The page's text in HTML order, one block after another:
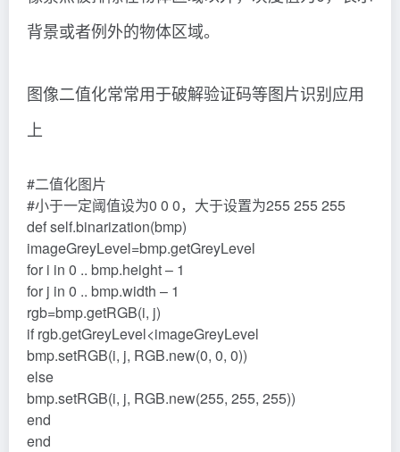
背景或者例外的物体区域。
图像二值化常常用于破解验证码等图片识别应用
上
#二值化图片
#小于一定阈值设为0 0 0，大于设置为255 255 255
def self.binarization(bmp)
imageGreyLevel=bmp.getGreyLevel
for i in 0 .. bmp.height – 1
for j in 0 .. bmp.width – 1
rgb=bmp.getRGB(i, j)
if rgb.getGreyLevel<imageGreyLevel
bmp.setRGB(i, j, RGB.new(0, 0, 0))
else
bmp.setRGB(i, j, RGB.new(255, 255, 255))
end
end